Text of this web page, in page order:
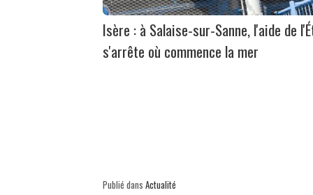
Isère : à Salaise-sur-Sanne, l'aide de
s'arrête où commence la mer
Publié dans Actualité